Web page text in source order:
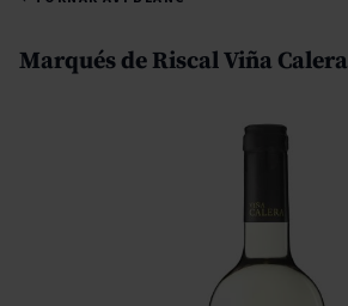
Marqués de Riscal Viña Calera